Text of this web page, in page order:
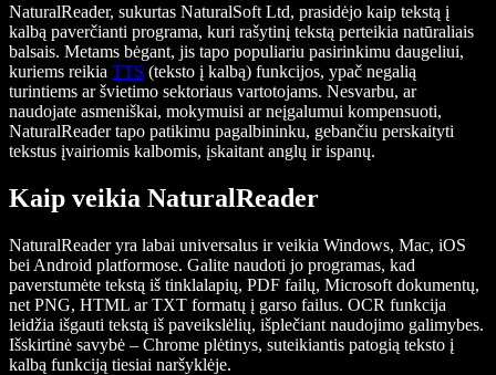
NaturalReader, sukurtas NaturalSoft Ltd, prasidėjo kaip tekstą į
kalbą paverčianti programa, kuri rašytinį tekstą perteikia natūraliais
balsais. Metams bėgant, jis tapo populiariu pasirinkimu daugeliui,
kuriems reikia TTS (teksto į kalbą) funkcijos, ypač negalią
turintiems ar švietimo sektoriaus vartotojams. Nesvarbu, ar
naudojate asmeniškai, mokymuisi ar neįgalumui kompensuoti,
NaturalReader tapo patikimu pagalbininku, gebančiu perskaityti
tekstus įvairiomis kalbomis, įskaitant anglų ir ispanų.
Kaip veikia NaturalReader
NaturalReader yra labai universalus ir veikia Windows, Mac, iOS
bei Android platformose. Galite naudoti jo programas, kad
paverstumėte tekstą iš tinklalapių, PDF failų, Microsoft dokumentų,
net PNG, HTML ar TXT formatų į garso failus. OCR funkcija
leidžia išgauti tekstą iš paveikslėlių, išplečiant naudojimo galimybes.
Išskirtinė savybė – Chrome plėtinys, suteikiantis patogią teksto į
kalbą funkciją tiesiai naršyklėje.